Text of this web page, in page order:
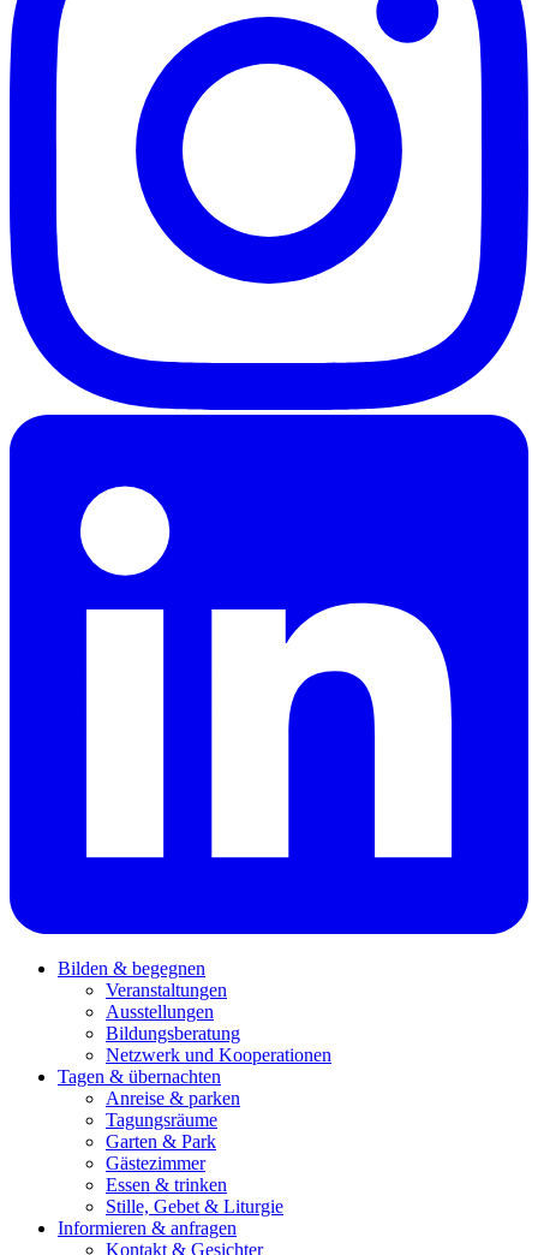
Bilden & begegnen
Veranstaltungen
Ausstellungen
Bildungsberatung
Netzwerk und Kooperationen
Tagen & übernachten
Anreise & parken
Tagungsräume
Garten & Park
Gästezimmer
Essen & trinken
Stille, Gebet & Liturgie
Informieren & anfragen
Kontakt & Gesichter